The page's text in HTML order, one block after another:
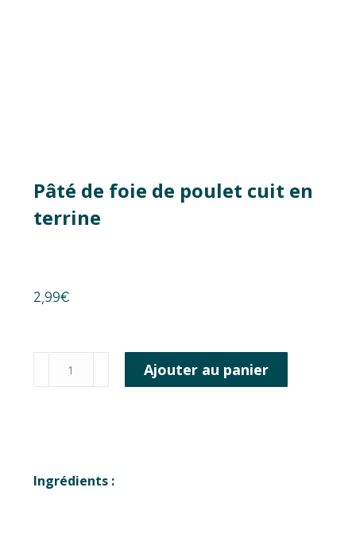
Pâté de foie de poulet cuit en
terrine
2,99€
Ajouter au panier
Ingrédients :